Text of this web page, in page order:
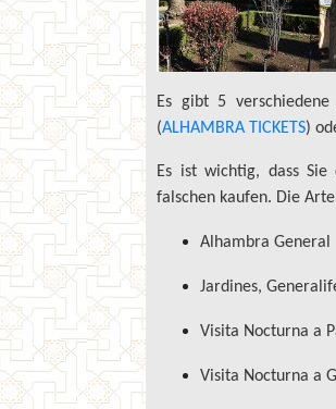
Es gibt 5
(ALHAMBRA TICKETS)
Es ist wichtig, dass Sie
falschen kaufen. Die
Alhambra General
Jardines,
Visita Nocturna a
Visita Nocturna a